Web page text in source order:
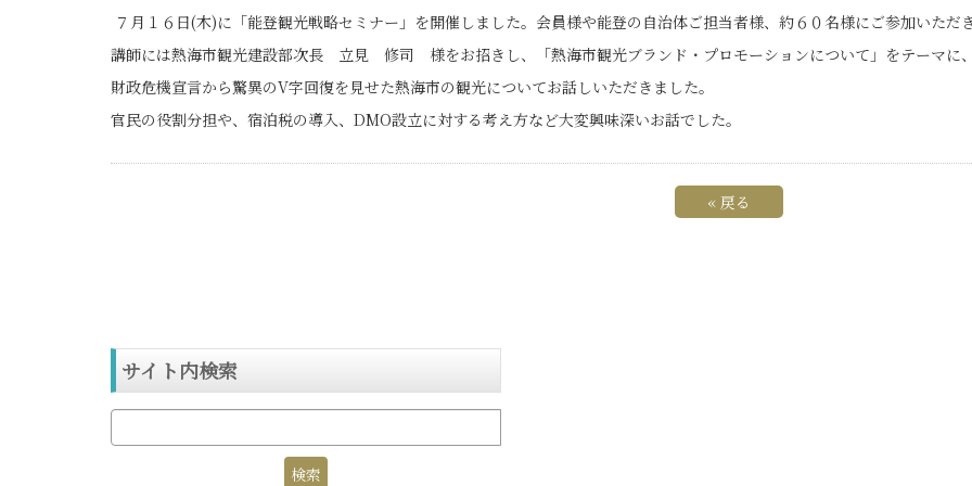
７月１６日(木)に「能登観光戦略セミナー」を開催しました。会員様や能登の自治体ご担当者様、約６０名様にご参加いただ
講師には熱海市観光建設部次長 立見 修司 様をお招きし、「熱海市観光ブランド・プロモーションについて」をテーマに、
財政危機宣言から驚異のV字回復を見せた熱海市の観光についてお話しいただきました。
官民の役割分担や、宿泊税の導入、DMO設立に対する考え方など大変興味深いお話でした。
« 戻る
サイト内検索